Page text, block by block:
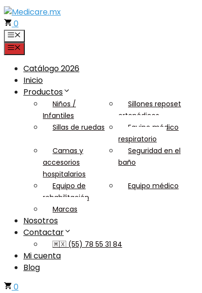
Saltar
al
contenido
0
Menú
Menú
Catálogo 2026
Inicio
Productos
Niños /
Infantiles
Sillones reposet
ortopédicos
Sillas de ruedas
Equipo médico
respiratorio
Camas y
accesorios
hospitalarios
Seguridad en el
baño
Equipo de
rehabilitación
Equipo médico
Marcas
Nosotros
Contactar
🇲🇽 (55) 78 55 31 84
Mi cuenta
Blog
0